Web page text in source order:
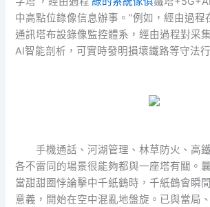
中高點位錄像信息辦事。”例如，經由過程
通訊塔布設錄像監控體系，經由過程對采
AI智能剖析，可實時發明損壞鐵路等守法行
手機通話、河湖管理、林草防火、高
各不雷同的場景很能夠都與一座塔有關。
當甜甜圈悖論擊中千紙鶴時，千紙鶴會瞬
意義，開始在空中混亂地盤旋。已與當局